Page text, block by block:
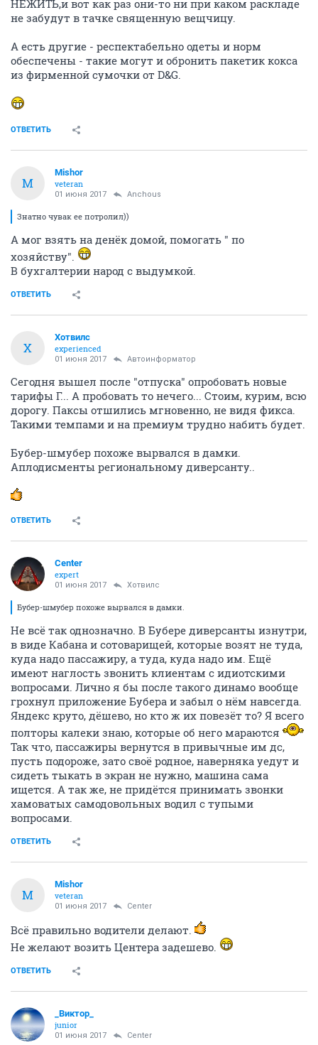
НЕЖИТЬ,и вот как раз они-то ни при каком раскладе
не забудут в тачке священную вещчицу.
А есть другие - респектабельно одеты и норм
обеспечены - такие могут и обронить пакетик кокса
из фирменной сумочки от D&G.
ОТВЕТИТЬ
M
Mishor
veteran
01 июня 2017 Anchous
Знатно чувак ее потролил))
А мог взять на денёк домой, помогать " по
хозяйству".
В бухгалтерии народ с выдумкой.
ОТВЕТИТЬ
Х
Хотвилс
experienced
01 июня 2017 Автоинформатор
Сегодня вышел после "отпуска" опробовать новые
тарифы Г... А пробовать то нечего... Стоим, курим, всю
дорогу. Паксы отшились мгновенно, не видя фикса.
Такими темпами и на премиум трудно набить будет.
Бубер-шмубер похоже вырвался в дамки.
Аплодисменты региональному диверсанту..
ОТВЕТИТЬ
Center
expert
01 июня 2017 Хотвилс
Бубер-шмубер похоже вырвался в дамки.
Не всё так однозначно. В Бубере диверсанты изнутри,
в виде Кабана и сотоварищей, которые возят не туда,
куда надо пассажиру, а туда, куда надо им. Ещё
имеют наглость звонить клиентам с идиотскими
вопросами. Лично я бы после такого динамо вообще
грохнул приложение Бубера и забыл о нём навсегда.
Яндекс круто, дёшево, но кто ж их повезёт то? Я всего
полторы калеки знаю, которые об него мараются
Так что, пассажиры вернутся в привычные им дс,
пусть подороже, зато своё родное, наверняка уедут и
сидеть тыкать в экран не нужно, машина сама
ищется. А так же, не придётся принимать звонки
хамоватых самодовольных водил с тупыми
вопросами.
ОТВЕТИТЬ
M
Mishor
veteran
01 июня 2017 Center
Всё правильно водители делают.
Не желают возить Центера задешево.
ОТВЕТИТЬ
_Виктор_
juniоr
01 июня 2017 Center